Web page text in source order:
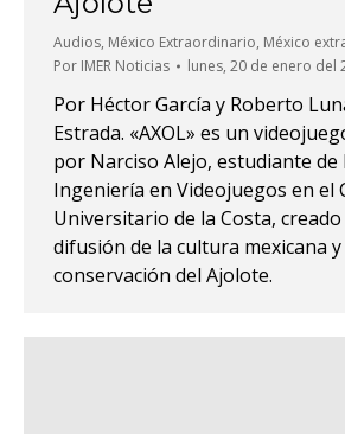
Audios, México Extraordinario, México
Por IMER Noticias lunes, 20 de enero del
Por Héctor García y Roberto
Estrada. «AXOL» es un
por Narciso Alejo, estudiante de
Ingeniería en Videojuegos en el
Universitario de la Costa,
difusión de la cultura mexicana y
conservación del Ajolote.